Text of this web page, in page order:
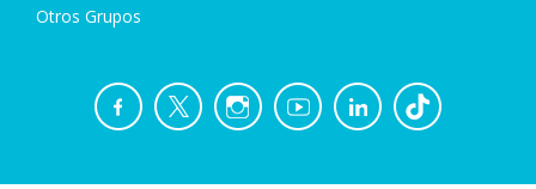
Otros Grupos